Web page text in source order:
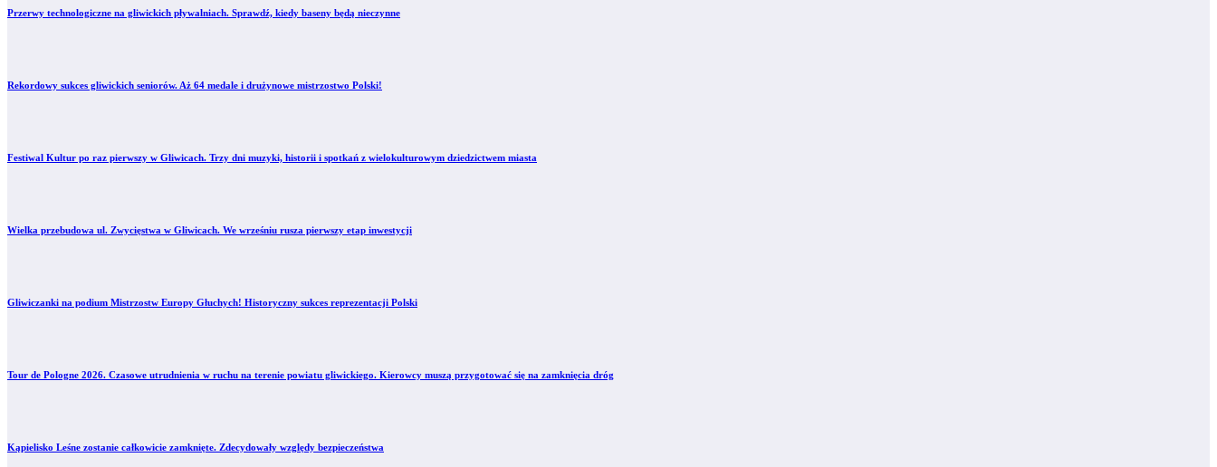
Przerwy technologiczne na gliwickich pływalniach. Sprawdź, kiedy baseny będą nieczynne
Rekordowy sukces gliwickich seniorów. Aż 64 medale i drużynowe mistrzostwo Polski!
Festiwal Kultur po raz pierwszy w Gliwicach. Trzy dni muzyki, historii i spotkań z wielokulturowym dziedzictwem miasta
Wielka przebudowa ul. Zwycięstwa w Gliwicach. We wrześniu rusza pierwszy etap inwestycji
Gliwiczanki na podium Mistrzostw Europy Głuchych! Historyczny sukces reprezentacji Polski
Tour de Pologne 2026. Czasowe utrudnienia w ruchu na terenie powiatu gliwickiego. Kierowcy muszą przygotować się na zamknięcia dróg
Kąpielisko Leśne zostanie całkowicie zamknięte. Zdecydowały względy bezpieczeństwa